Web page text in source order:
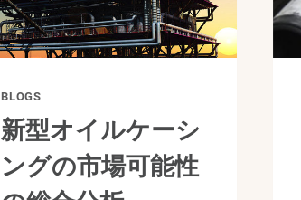
BLOGS
新型オイルケーシ
ングの市場可能性